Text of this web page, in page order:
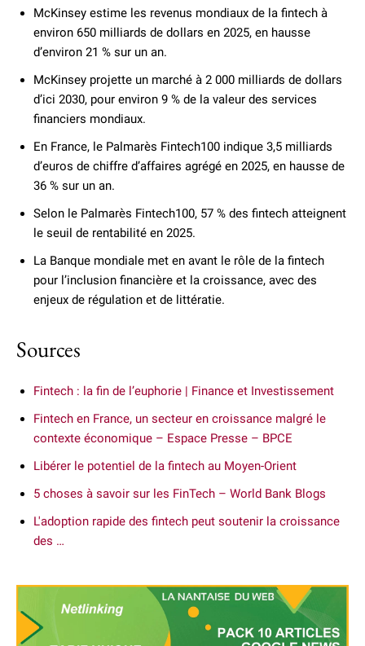
McKinsey estime les revenus mondiaux de la fintech à
environ 650 milliards de dollars en 2025, en hausse
d’environ 21 % sur un an.
McKinsey projette un marché à 2 000 milliards de dollars
d’ici 2030, pour environ 9 % de la valeur des services
financiers mondiaux.
En France, le Palmarès Fintech100 indique 3,5 milliards
d’euros de chiffre d’affaires agrégé en 2025, en hausse de
36 % sur un an.
Selon le Palmarès Fintech100, 57 % des fintech atteignent
le seuil de rentabilité en 2025.
La Banque mondiale met en avant le rôle de la fintech
pour l’inclusion financière et la croissance, avec des
enjeux de régulation et de littératie.
Sources
Fintech : la fin de l’euphorie | Finance et Investissement
Fintech en France, un secteur en croissance malgré le
contexte économique – Espace Presse – BPCE
Libérer le potentiel de la fintech au Moyen-Orient
5 choses à savoir sur les FinTech – World Bank Blogs
L'adoption rapide des fintech peut soutenir la croissance
des …